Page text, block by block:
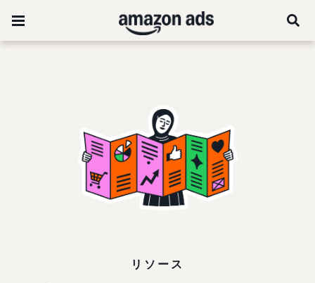
リソース